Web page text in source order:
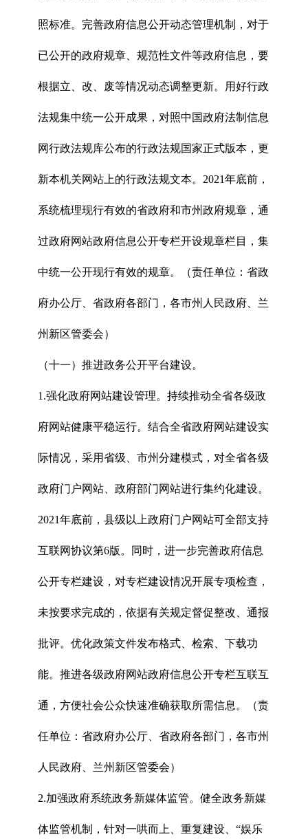
照标准。完善政府信息公开动态管理机制，对于
已公开的政府规章、规范性文件等政府信息，要
根据立、改、废等情况动态调整更新。用好行政
法规集中统一公开成果，对照中国政府法制信息
网行政法规库公布的行政法规国家正式版本，更
新本机关网站上的行政法规文本。2021年底前，
系统梳理现行有效的省政府和市州政府规章，通
过政府网站政府信息公开专栏开设规章栏目，集
中统一公开现行有效的规章。（责任单位：省政
府办公厅、省政府各部门，各市州人民政府、兰
州新区管委会）
（十一）推进政务公开平台建设。
1.强化政府网站建设管理。持续推动全省各级政
府网站健康平稳运行。结合全省政府网站建设实
际情况，采用省级、市州分建模式，对全省各级
政府门户网站、政府部门网站进行集约化建设。
2021年底前，县级以上政府门户网站可全部支持
互联网协议第6版。同时，进一步完善政府信息
公开专栏建设，对专栏建设情况开展专项检查，
未按要求完成的，依据有关规定督促整改、通报
批评。优化政策文件发布格式、检索、下载功
能。推进各级政府网站政府信息公开专栏互联互
通，方便社会公众快速准确获取所需信息。（责
任单位：省政府办公厅、省政府各部门，各市州
人民政府、兰州新区管委会）
2.加强政府系统政务新媒体监管。健全政务新媒
体监管机制，针对一哄而上、重复建设、“娱乐